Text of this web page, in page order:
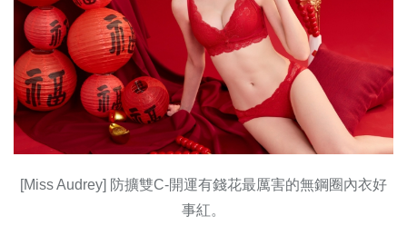
[Miss Audrey] 防擴雙C-開運有錢花最厲害的無鋼圈內衣好
事紅。